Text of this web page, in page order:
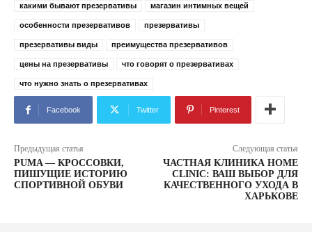
какими бывают презервативы магазин интимных вещей
особенности презервативов презервативы
презервативы виды преимущества презервативов
цены на презервативы что говорят о презервативах
что нужно знать о презервативах
Facebook Twitter Pinterest
Предыдущая статья
PUMA — КРОССОВКИ,
ПИШУЩИЕ ИСТОРИЮ
СПОРТИВНОЙ ОБУВИ
Следующая статья
ЧАСТНАЯ КЛИНИКА HOME
CLINIC: ВАШ ВЫБОР ДЛЯ
КАЧЕСТВЕННОГО УХОДА В
ХАРЬКОВЕ